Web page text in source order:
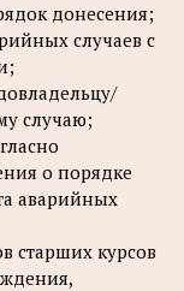
донесения;
случаев с
случаю;
о порядке
аварийных
старших курсов